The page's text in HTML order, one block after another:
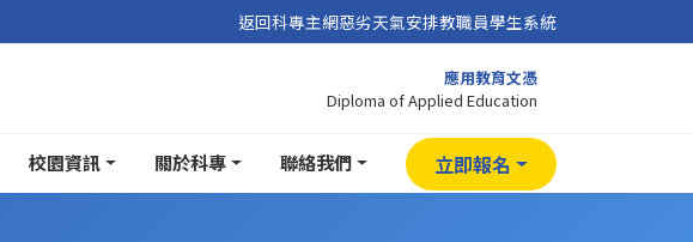
返回科專主網惡劣天氣安排教職員學生系統
應用教育文憑
Diploma of Applied Education
校園資訊 關於科專 聯絡我們 立即報名